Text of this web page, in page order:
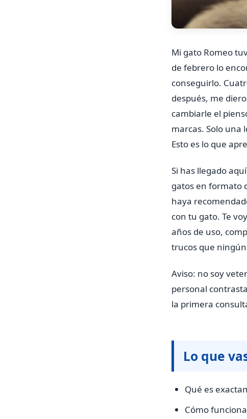
Mi gato Romeo
de febrero lo
conseguirlo.
después, me
cambiarle el
marcas. Solo una
Esto es lo que
Si has llegado
gatos en formato
haya
con tu gato. Te
años de uso,
trucos que
Aviso: no soy
personal
la primera
Lo que
Qué es
Cómo